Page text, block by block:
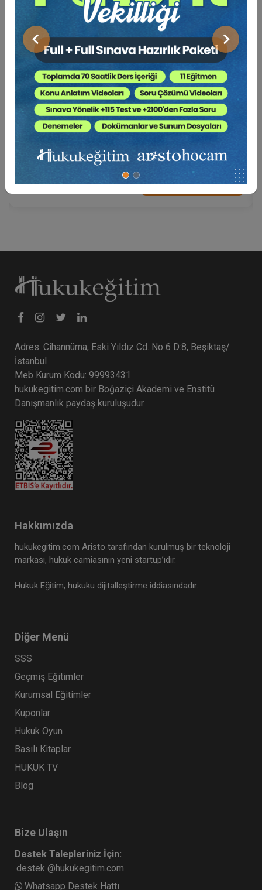
Önceki Sonraki
Hesaplamalar Eğitimi (3 Eğitmen - 4 Video)
6000 TL Sepete Ekle
Adres: Cihannüma, Eski Yıldız Cd. No 6 D:8, Beşiktaş/
İstanbul
Meb Kurum Kodu: 99993431
hukukegitim.com bir Boğaziçi Akademi ve Enstitü
Danışmanlık paydaş kuruluşudur.
Hakkımızda
hukukegitim.com Aristo tarafından kurulmuş bir teknoloji
markası, hukuk camiasının yeni startup’ıdır.
Hukuk Eğitim, hukuku dijitalleştirme iddiasındadır.
Diğer Menü
SSS
Geçmiş Eğitimler
Kurumsal Eğitimler
Kuponlar
Hukuk Oyun
Basılı Kitaplar
HUKUK TV
Blog
Bize Ulaşın
Destek Talepleriniz İçin:
destek @hukukegitim.com
Whatsapp Destek Hattı